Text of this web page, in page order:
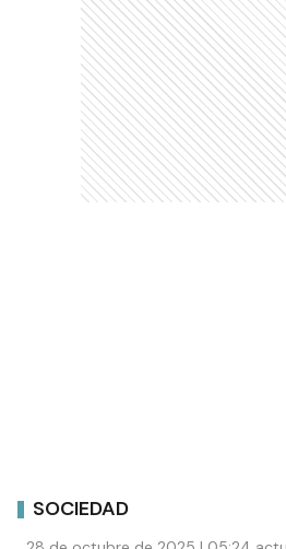
SOCIEDAD